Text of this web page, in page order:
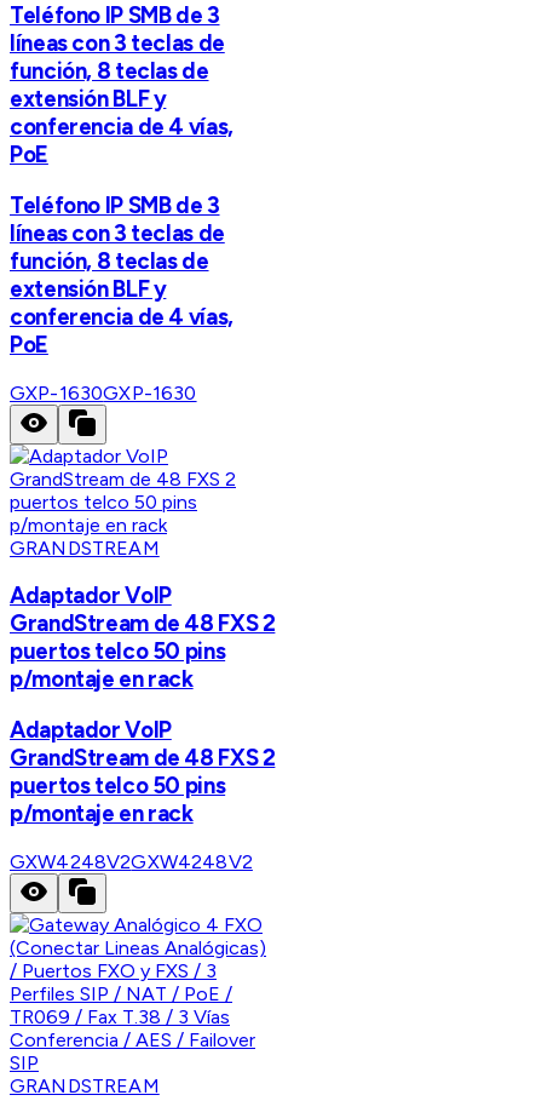
Teléfono IP SMB de 3
líneas con 3 teclas de
función, 8 teclas de
extensión BLF y
conferencia de 4 vías,
PoE
Teléfono IP SMB de 3
líneas con 3 teclas de
función, 8 teclas de
extensión BLF y
conferencia de 4 vías,
PoE
GXP-1630GXP-1630
GRANDSTREAM
Adaptador VoIP
GrandStream de 48 FXS 2
puertos telco 50 pins
p/montaje en rack
Adaptador VoIP
GrandStream de 48 FXS 2
puertos telco 50 pins
p/montaje en rack
GXW4248V2GXW4248V2
GRANDSTREAM